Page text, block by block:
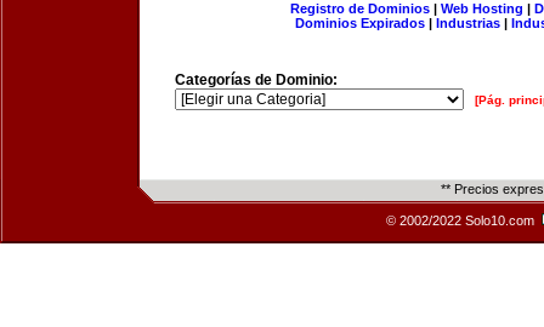
Registro de Dominios| Web Hosting |
Dominios Expirados | Industrias |
Categorías de Dominio:
[Pág.
** Precios
© 2002/2022 Solo10.com